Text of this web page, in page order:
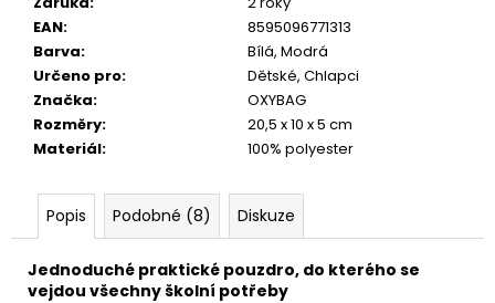
EAN:
8595096771313
Barva:
Bílá, Modrá
Určeno pro:
Dětské, Chlapci
Značka:
OXYBAG
Rozměry:
20,5 x 10 x 5 cm
Materiál: 100% polyester
Popis Podobné (8) Diskuze
Jednoduché praktické pouzdro, do kterého se
vejdou všechny školní potřeby
e
m
e